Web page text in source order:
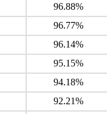
96.88%
96.77%
96.14%
95.15%
94.18%
92.21%